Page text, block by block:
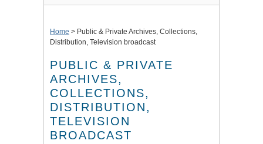
Home > Public & Private Archives, Collections,
Distribution, Television broadcast
PUBLIC & PRIVATE
ARCHIVES,
COLLECTIONS,
DISTRIBUTION,
TELEVISION
BROADCAST